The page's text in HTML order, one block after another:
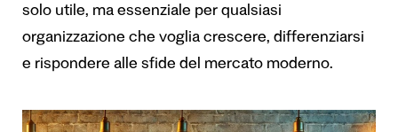
solo utile, ma essenziale per qualsiasi
organizzazione che voglia crescere, differenziarsi
e rispondere alle sfide del mercato moderno.